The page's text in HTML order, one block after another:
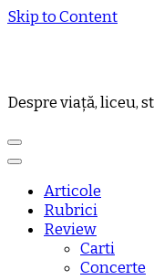
Skip to Content
Despre viață, liceu,
Articole
Rubrici
Review
Carti
Concerte